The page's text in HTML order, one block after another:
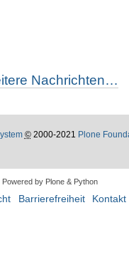
Nachrichten…
©2000-2021 Plone
Powered by Plone & Python
Barrierefreiheit Kontakt